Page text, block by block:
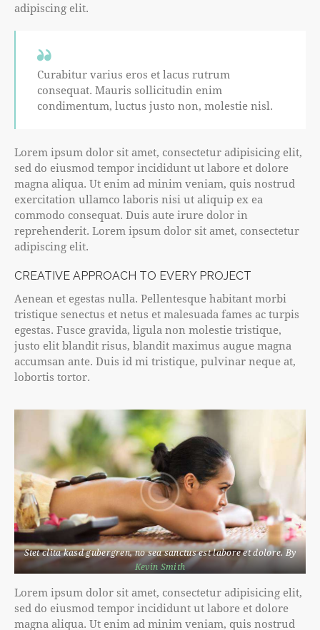
adipiscing elit.
Curabitur varius eros et lacus rutrum
consequat. Mauris sollicitudin enim
condimentum, luctus justo non, molestie nisl.
Lorem ipsum dolor sit amet, consectetur adipisicing elit,
sed do eiusmod tempor incididunt ut labore et dolore
magna aliqua. Ut enim ad minim veniam, quis nostrud
exercitation ullamco laboris nisi ut aliquip ex ea
commodo consequat. Duis aute irure dolor in
reprehenderit. Lorem ipsum dolor sit amet, consectetur
adipiscing elit.
CREATIVE APPROACH TO EVERY PROJECT
Aenean et egestas nulla. Pellentesque habitant morbi
tristique senectus et netus et malesuada fames ac turpis
egestas. Fusce gravida, ligula non molestie tristique,
justo elit blandit risus, blandit maximus augue magna
accumsan ante. Duis id mi tristique, pulvinar neque at,
lobortis tortor.
Stet clita kasd gubergren, no sea sanctus est labore et dolore. By
Kevin Smith
Lorem ipsum dolor sit amet, consectetur adipisicing elit,
sed do eiusmod tempor incididunt ut labore et dolore
magna aliqua. Ut enim ad minim veniam, quis nostrud